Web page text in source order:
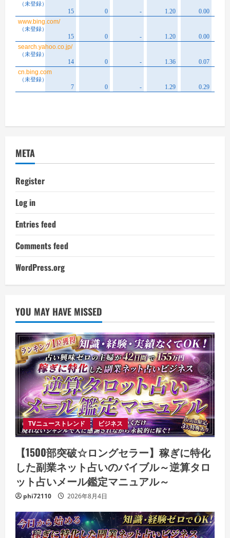
META
Register
Log in
Entries feed
Comments feed
WordPress.org
YOU MAY HAVE MISSED
TVニューストレンド ビジネス
【1500部突破☆ロングセラー】稼ぎに特化
した副業ネット占いのバイブル～逆算タロ
ット占いメール鑑定マニュアル～
phi72110 2026年8月4日